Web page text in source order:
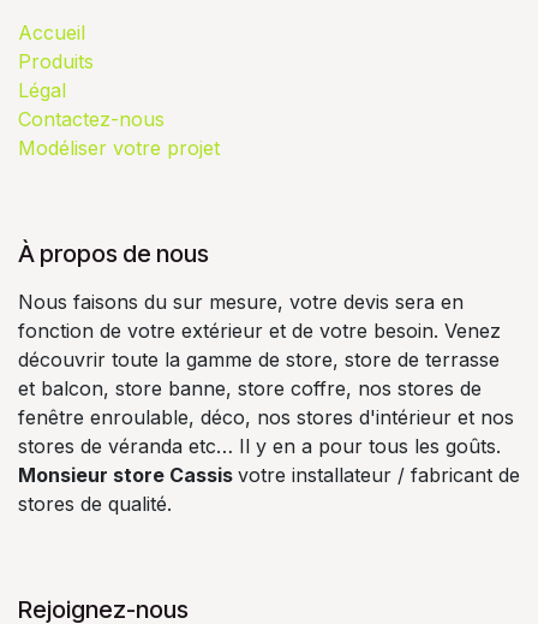
Accueil
Produits
Légal
Contactez-nous
Modéliser votre projet
À propos de nous
Nous faisons du sur mesure, votre devis sera en
fonction de votre extérieur et de votre besoin. Venez
découvrir toute la gamme de store, store de terrasse
et balcon, store banne, store coffre, nos stores de
fenêtre enroulable, déco, nos stores d'intérieur et nos
stores de véranda etc… Il y en a pour tous les goûts.
Monsieur store Cassis votre installateur / fabricant de
stores de qualité.
Rejoignez-nous